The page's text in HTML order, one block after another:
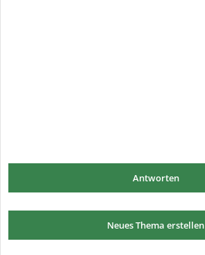
Antworten
Neues Thema erstellen